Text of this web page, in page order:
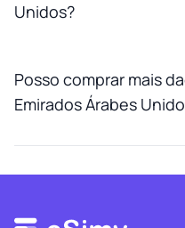
Unidos?
Posso comprar mais
Emirados Árabes